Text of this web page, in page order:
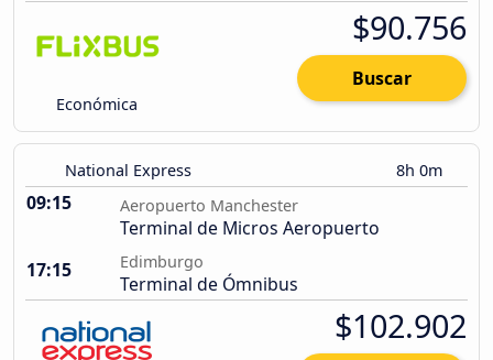
Económica
$90.756
Buscar
National Express 8h 0m
09:15 Aeropuerto Manchester
Terminal de Micros Aeropuerto
17:15
Edimburgo
Terminal de Ómnibus
$102.902